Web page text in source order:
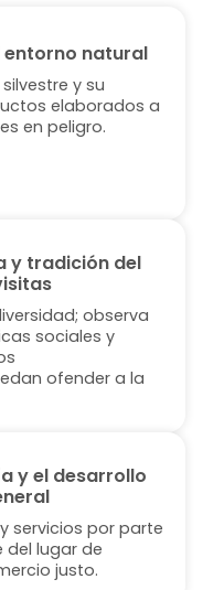
entorno natural
y su
elaborados a
en peligro.
y tradición del
observa
sociales y
ofender a la
y el desarrollo
servicios por parte
del lugar de
justo.